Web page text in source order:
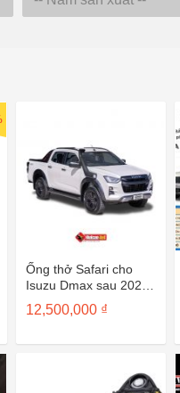
₫
Ống thở Safari cho
Isuzu Dmax sau 2021
SS177HF
12,500,000 ₫